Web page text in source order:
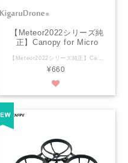
【Meteor2022シリーズ純
正】Canopy for Micro
【Meteor2022シリーズ純正】Canopy for Micro Camera 2022 キャノピー 詳細ホームページ https://betafpv.com/collections/camera-vtx/products/canopy-for-micro-camera-2022 Specification Item: Micro Canopy 2022 Material: PP Tilt: 20°/30° Weight: 1.60g (with camera mount) / 1.93g (with decorations) Color: Black/White/Blue/Orange/Pink/Cyan Adapted VTX: M03 25-350mW 5.8G VTX Adapted FPV Camera: C02 (20°), C03 (20°/30°) Adapted Frame: Meteor65/Meteor65 Pro/Meteor75/Meteor85/Beta65S, or other brands 1S whoop drones. Package 1 * Micro Canopy 2022 (Black/White/Blue/Orange/Pink/Cyan) 1 * 20° Lens Camera Mount for C02 1 * 20° Lens Camera Mount for C03 1 * 30° Lens Camera Mount for C03 3 * Decorative Parts 4 * M1.4*3 Screws 4 * M1.4*4 Screws
¥660